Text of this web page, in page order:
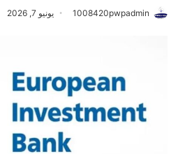
1008420pwpadmin يونيو 7, 2026